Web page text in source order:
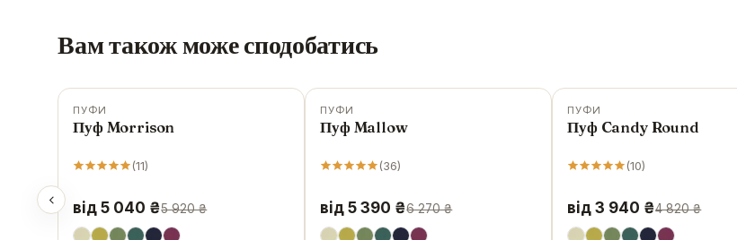
Вам також може сподобатись
-15%
ПУФИ
Пуф Morrison
(11)
від 5 040 ₴5 920 ₴
-14%
ПУФИ
Пуф Mallow
(36)
від 5 390 ₴6 270 ₴
-18%
ПУФИ
Пуф Candy Round
(10)
від 3 940 ₴4 820 ₴